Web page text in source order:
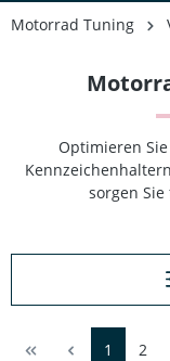
Motorrad Tuning
Optimieren
sorgen
1 2